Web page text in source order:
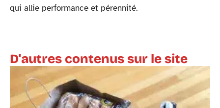
qui allie performance et pérennité.
D'autres contenus sur le site